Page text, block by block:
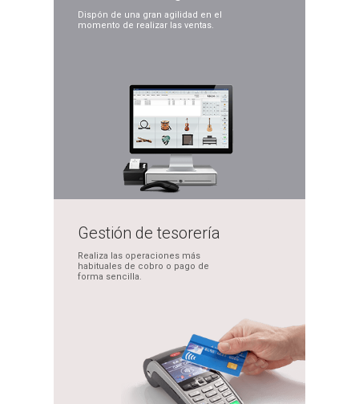
Dispón de una gran agilidad en el
momento de realizar las ventas.
Gestión de tesorería
Realiza las operaciones más
habituales de cobro o pago de
forma sencilla.